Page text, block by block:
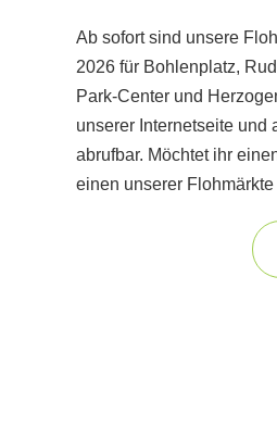
Ab sofort sind unsere
2026 für Bohlenplatz,
Park-Center und
unserer Internetseite und
abrufbar. Möchtet ihr
einen unserer